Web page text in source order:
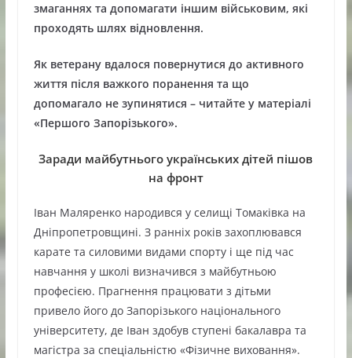
змаганнях та допомагати іншим військовим, які
проходять шлях відновлення.
Як ветерану вдалося повернутися до активного
життя після важкого поранення та що
допомагало не зупинятися – читайте у матеріалі
«Першого Запорізького».
Заради майбутнього українських дітей пішов
на фронт
Іван Маляренко народився у селищі Томаківка на
Дніпропетровщині. З ранніх років захоплювався
карате та силовими видами спорту і ще під час
навчання у школі визначився з майбутньою
професією. Прагнення працювати з дітьми
привело його до Запорізького національного
університету, де Іван здобув ступені бакалавра та
магістра за спеціальністю «Фізичне виховання».